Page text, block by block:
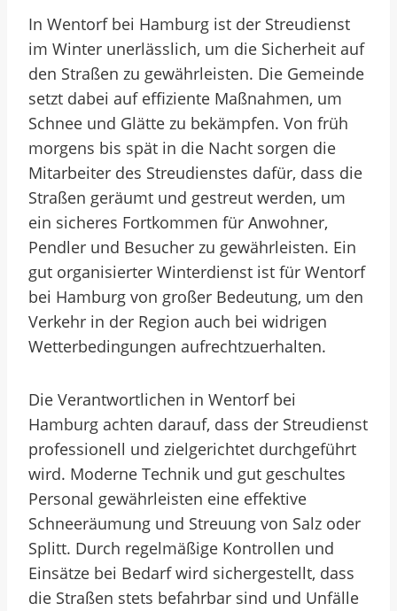
In Wentorf bei Hamburg ist der Streudienst
im Winter unerlässlich, um die Sicherheit auf
den Straßen zu gewährleisten. Die Gemeinde
setzt dabei auf effiziente Maßnahmen, um
Schnee und Glätte zu bekämpfen. Von früh
morgens bis spät in die Nacht sorgen die
Mitarbeiter des Streudienstes dafür, dass die
Straßen geräumt und gestreut werden, um
ein sicheres Fortkommen für Anwohner,
Pendler und Besucher zu gewährleisten. Ein
gut organisierter Winterdienst ist für Wentorf
bei Hamburg von großer Bedeutung, um den
Verkehr in der Region auch bei widrigen
Wetterbedingungen aufrechtzuerhalten.
Die Verantwortlichen in Wentorf bei
Hamburg achten darauf, dass der Streudienst
professionell und zielgerichtet durchgeführt
wird. Moderne Technik und gut geschultes
Personal gewährleisten eine effektive
Schneeräumung und Streuung von Salz oder
Splitt. Durch regelmäßige Kontrollen und
Einsätze bei Bedarf wird sichergestellt, dass
die Straßen stets befahrbar sind und Unfälle